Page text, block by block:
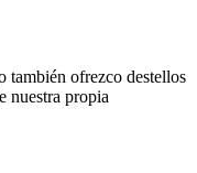
también ofrezco destellos
nuestra propia